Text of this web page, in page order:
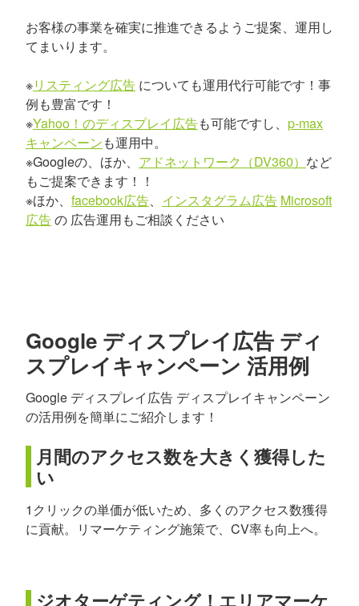
お客様の事業を確実に推進できるようご提案、運用し
てまいります。
※リスティング広告 についても運用代行可能です！事
例も豊富です！
※Yahoo！のディスプレイ広告も可能ですし、 p-max
キャンペーンも運用中。
※Googleの、ほか、 アドネットワーク（DV360） など
もご提案できます！！
※ほか、 facebook広告、 インスタグラム広告 Microsoft
広告の 広告運用もご相談ください
Google ディスプレイ広告 ディ
スプレイキャンペーン 活用例
Google ディスプレイ広告 ディスプレイキャンペーン
の活用例を簡単にご紹介します！
月間のアクセス数を大きく獲得した
い
1クリックの単価が低いため、多くのアクセス数獲得
に貢献。リマーケティング施策で、CV率も向上へ。
ジオターゲティング！エリアマーケ